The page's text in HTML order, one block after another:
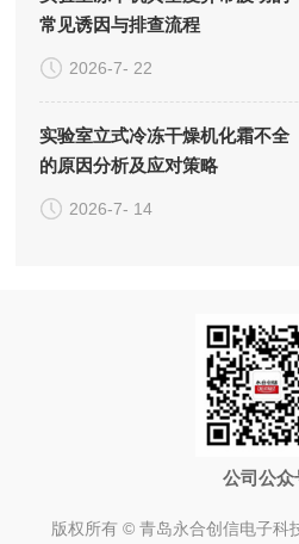
常见诱因与排查流程
2026-7- 22
实验室立式冷冻干燥机化霜不全
的原因分析及应对策略
2026-7- 14
公司公众
版权所有 © 青岛永合创信电子科